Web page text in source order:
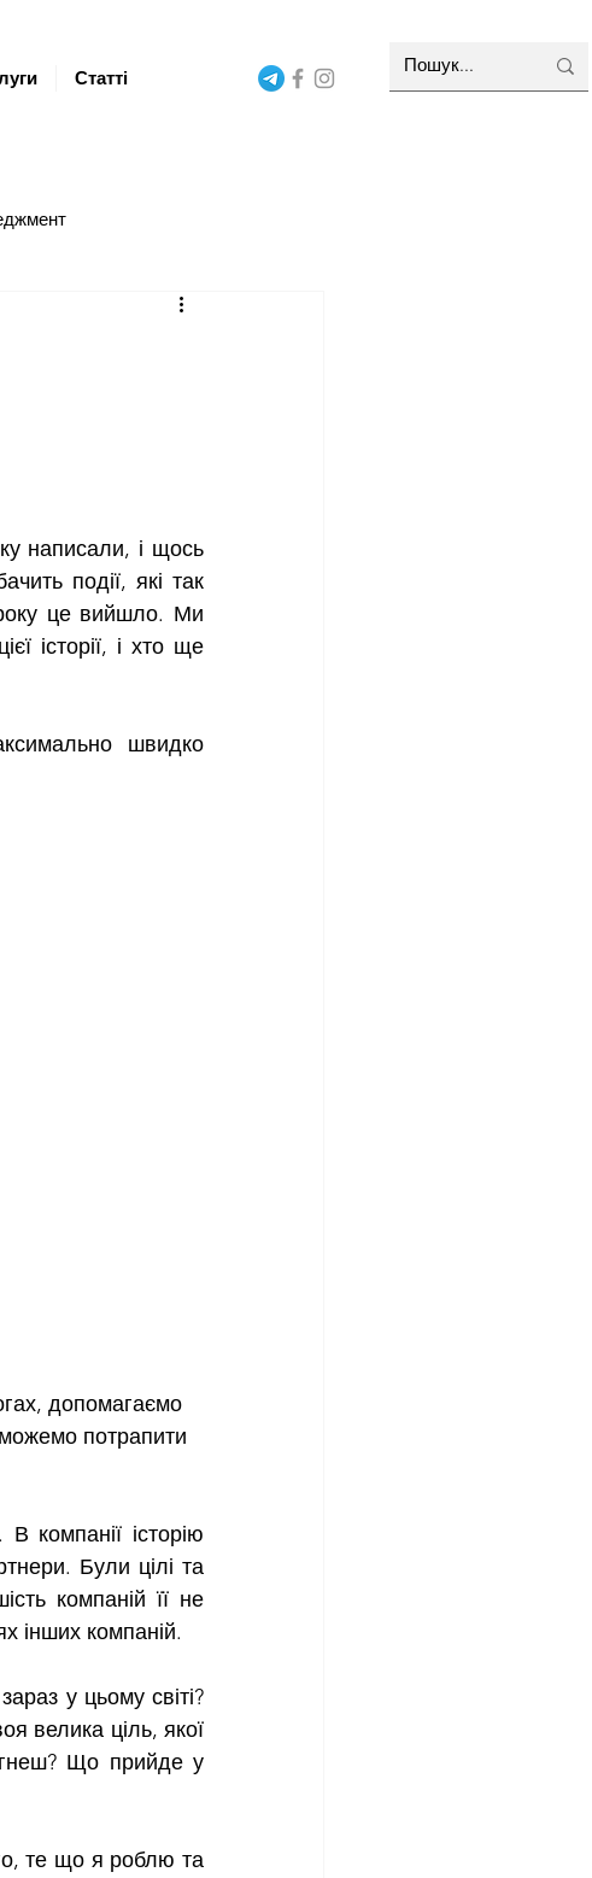
Статті
написали, і щось
події, які так
це вийшло. Ми
історії, і хто ще
швидко
допомагаємо
потрапити
компанії історію
Були цілі та
компаній її не
інших компаній.
у цьому світі?
велика ціль, якої
Що прийде у
те що я роблю та